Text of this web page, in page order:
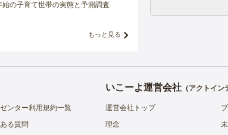
の子育て世帯の実態と予測調査
もっと見る
ンター利用規約一覧
る質問
いこーよ運営会社（アクトイン
運営会社トップ
理念